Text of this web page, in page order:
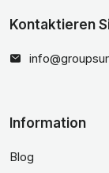
Kontaktieren
Information
Blog